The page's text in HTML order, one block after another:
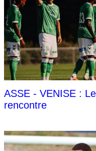
ASSE - VENISE :
rencontre